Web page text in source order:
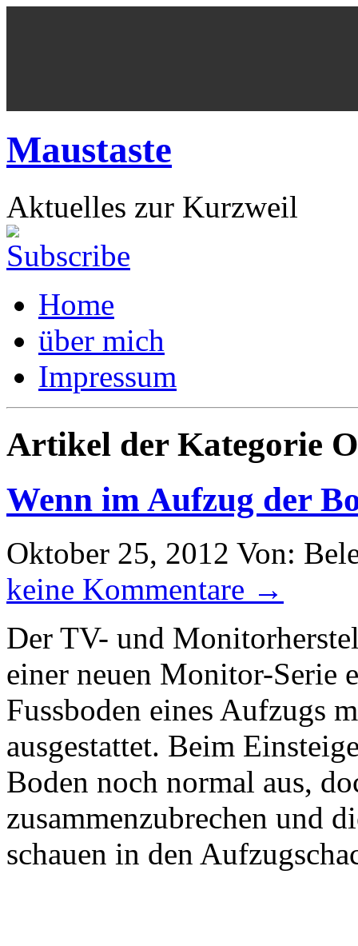
Maustaste
Aktuelles zur Kurzweil
Home
über mich
Impressum
Artikel der Kategorie
Wenn im Aufzug der
Oktober 25, 2012 Von:
keine Kommentare →
Der TV- und
einer neuen Monitor-Serie
Fussboden eines Aufzugs
ausgestattet. Beim
Boden noch normal aus,
zusammenzubrechen und
schauen in den